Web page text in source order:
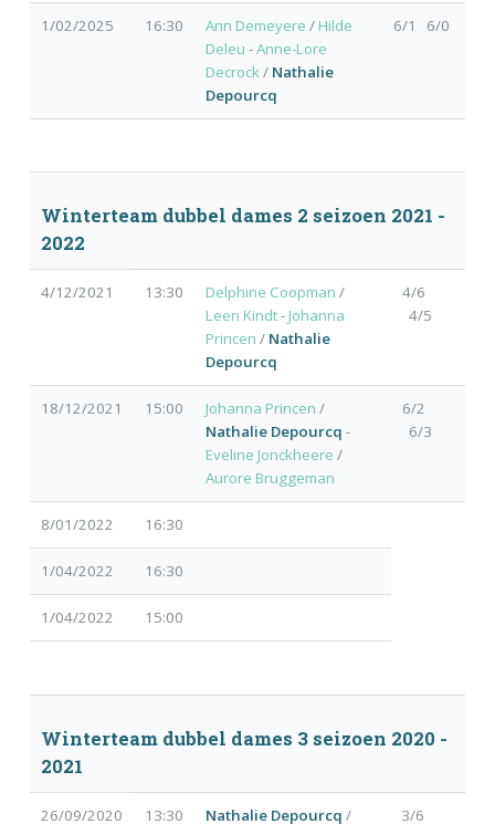
1/02/2025 16:30 Ann Demeyere / Hilde
Deleu -Anne-Lore
Decrock/ Nathalie
Depourcq
6/1 6/0
Winterteam dubbel dames 2 seizoen 2021 -
2022
4/12/2021 13:30 Delphine Coopman /
Leen Kindt- Johanna
Princen / Nathalie
Depourcq
4/6
4/5
18/12/2021 15:00 Johanna Princen /
Nathalie Depourcq -
Eveline Jonckheere /
Aurore Bruggeman
6/2
6/3
8/01/2022 16:30
1/04/2022 16:30
1/04/2022 15:00
Winterteam dubbel dames 3 seizoen 2020 -
2021
26/09/2020 13:30 Nathalie Depourcq / 3/6